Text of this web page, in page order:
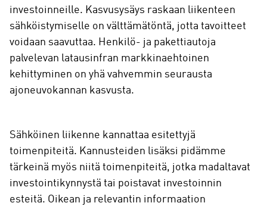
investoinneille. Kasvusysäys raskaan liikenteen
sähköistymiselle on välttämätöntä, jotta tavoitteet
voidaan saavuttaa. Henkilö- ja pakettiautoja
palvelevan latausinfran markkinaehtoinen
kehittyminen on yhä vahvemmin seurausta
ajoneuvokannan kasvusta.
Sähköinen liikenne kannattaa esitettyjä
toimenpiteitä. Kannusteiden lisäksi pidämme
tärkeinä myös niitä toimenpiteitä, jotka madaltavat
investointikynnystä tai poistavat investoinnin
esteitä. Oikean ja relevantin informaation